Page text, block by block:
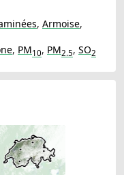
, Armoise,
, PM10, PM2.5, SO2